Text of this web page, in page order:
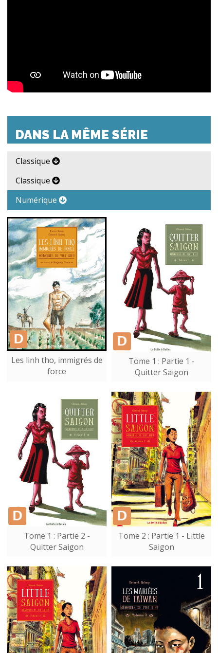
DANS LA MÊME SÉRIE
Classique
Classique
Numérique
Les linh tho, immigrés de
force
Tome 1 : Partie 1 -
Quitter Saigon
Tome 1 : Partie 2 -
Quitter Saigon
Tome 2 : Partie 1 - Little
Saigon